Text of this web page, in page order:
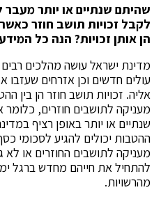
שהיתם שנתיים או יותר מעבר
לקבל זכויות תושב חוזר
הן אותן זכויות? הנה כל המידע
מדינת ישראל עושה מהלכים
עולים חדשים וכן אזרחים
אליה. זכויות תושב חוזר הן בין
מעניקה לתושבים חוזרים,
שנתיים או יותר באופן רציף
ההטבות יכולים להגיע לסכומי
מעניקה לתושבים החוזרים או
להתחיל את חייהם מחדש ברגל
מהרשויות.